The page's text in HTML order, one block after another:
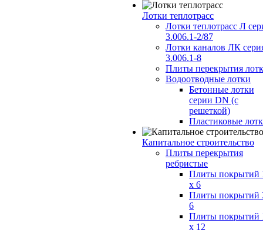
Лотки теплотрасс
Лотки теплотрасс Л
3.006.1-2/87
Лотки каналов ЛК
3.006.1-8
Плиты перекрытия
Водоотводные лотки
Бетонные лотки
серии DN (с
решеткой)
Пластиковые
Капитальное строительство
Плиты перекрытия
ребристые
Плиты покрытий
x 6
Плиты покрытий
6
Плиты покрытий
x 12